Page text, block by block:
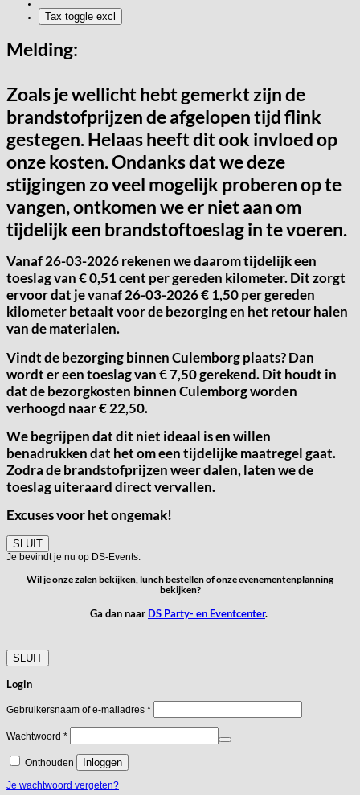
Melding:
Zoals je wellicht hebt gemerkt zijn de
brandstofprijzen de afgelopen tijd flink
gestegen. Helaas heeft dit ook invloed op
onze kosten. Ondanks dat we deze
stijgingen zo veel mogelijk proberen op te
vangen, ontkomen we er niet aan om
tijdelijk een brandstoftoeslag in te voeren.
Vanaf26-03-2026rekenen we daarom tijdelijk een
toeslag van€ 0,51 cent per gereden kilometer.Dit zorgt
ervoor dat je vanaf 26-03-2026 € 1,50 per gereden
kilometer betaalt voor de bezorging en het retour halen
van de materialen.
Vindt de bezorging binnen Culemborg plaats? Dan
wordt er een toeslag van € 7,50 gerekend. Dit houdt in
dat de bezorgkosten binnen Culemborg worden
verhoogd naar € 22,50.
We begrijpen dat dit niet ideaal is en willen
benadrukken dat het om een tijdelijke maatregel gaat.
Zodra de brandstofprijzen weer dalen, laten we de
toeslag uiteraard direct vervallen.
Excuses voor het ongemak!
SLUIT
Je bevindt je nu op DS-Events.
Wil je onze zalen bekijken, lunch bestellen of onze evenementenplanning
bekijken?
Ga dan naar DS Party- en Eventcenter.
SLUIT
Login
Gebruikersnaam of e-mailadres *Vereist
Wachtwoord *Vereist
Onthouden Inloggen
Je wachtwoord vergeten?